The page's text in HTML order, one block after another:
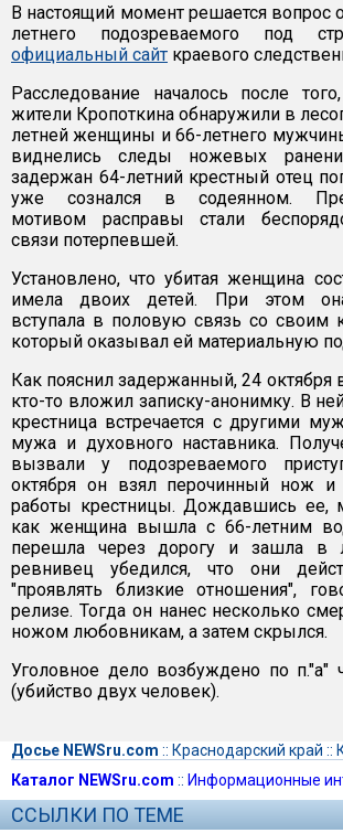
В настоящий момент решается вопрос
летнего подозреваемого под
официальный сайт краевого
Расследование началось после
жители Кропоткина обнаружили в
летней женщины и 66-летнего
виднелись следы ножевых
задержан 64-летний крестный отец
уже сознался в содеянном.
мотивом расправы стали
связи потерпевшей.
Установлено, что убитая женщина
имела двоих детей. При этом
вступала в половую связь со своим
который оказывал ей материальную
Как пояснил задержанный, 24 октября
кто-то вложил записку-анонимку. В
крестница встречается с другими
мужа и духовного наставника.
вызвали у подозреваемого
октября он взял перочинный нож и
работы крестницы. Дождавшись ее,
как женщина вышла с 66-летним
перешла через дорогу и зашла в
ревнивец убедился, что они
"проявлять близкие отношения",
релизе. Тогда он нанес несколько
ножом любовникам, а затем скрылся.
Уголовное дело возбуждено по п."а"
(убийство двух человек).
Досье NEWSru.com :: Краснодарский край ::
Каталог NEWSru.com :: Информационные
ССЫЛКИ ПО ТЕМЕ